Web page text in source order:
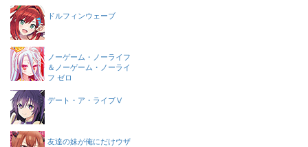
ドルフィンウェーブ
ノーゲーム・ノーライフ
＆ノーゲーム・ノーライ
フ ゼロ
デート・ア・ライブⅤ
友達の妹が俺にだけウザ